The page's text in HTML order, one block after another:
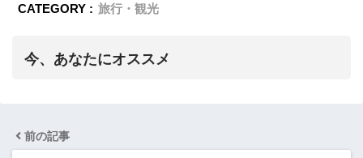
CATEGORY : 旅行・観光
今、あなたにオススメ
前の記事